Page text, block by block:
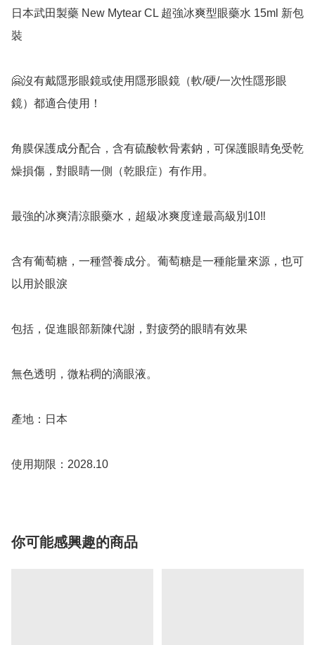
日本武田製藥 New Mytear CL 超強冰爽型眼藥水 15ml 新包
裝
🤗沒有戴隱形眼鏡或使用隱形眼鏡（軟/硬/一次性隱形眼
鏡）都適合使用！
角膜保護成分配合，含有硫酸軟骨素鈉，可保護眼睛免受乾
燥損傷，對眼睛一側（乾眼症）有作用。
最強的冰爽清涼眼藥水，超級冰爽度達最高級別10‼️
含有葡萄糖，一種營養成分。葡萄糖是一種能量來源，也可
以用於眼淚
包括，促進眼部新陳代謝，對疲勞的眼睛有效果
無色透明，微粘稠的滴眼液。
產地：日本
使用期限：2028.10
你可能感興趣的商品